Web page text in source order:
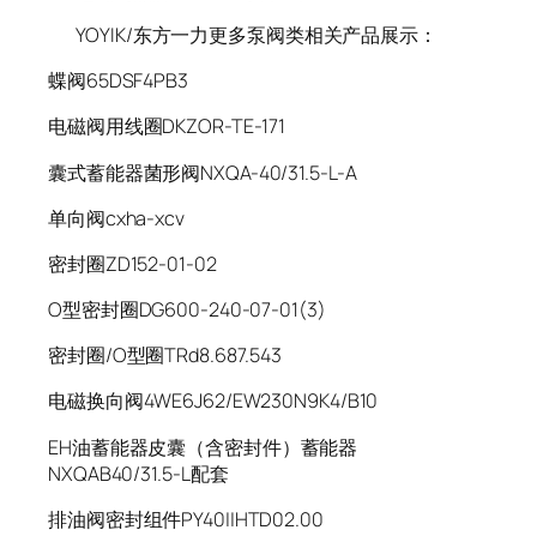
YOYIK/东方一力更多泵阀类相关产品展示：
蝶阀65DSF4PB3
电磁阀用线圈DKZOR-TE-171
囊式蓄能器菌形阀NXQA-40/31.5-L-A
单向阀cxha-xcv
密封圈ZD152-01-02
O型密封圈DG600-240-07-01(3)
密封圈/O型圈TRd8.687.543
电磁换向阀4WE6J62/EW230N9K4/B10
EH油蓄能器皮囊（含密封件）蓄能器
NXQAB40/31.5-L配套
排油阀密封组件PY40||HTD02.00